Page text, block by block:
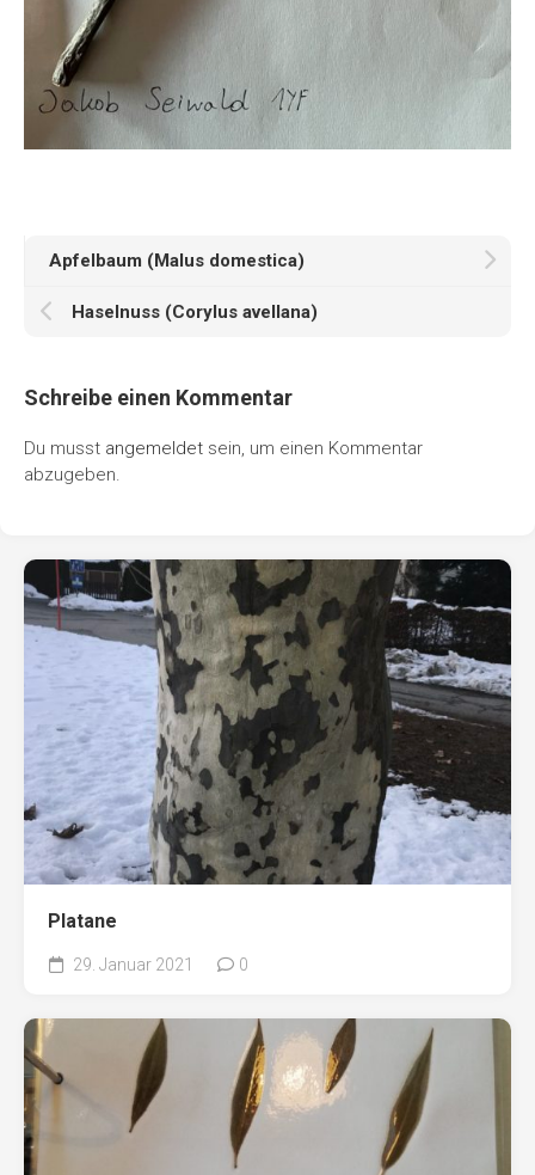
Apfelbaum (Malus domestica)
Haselnuss (Corylus avellana)
Schreibe einen Kommentar
Du musst angemeldet sein, um einen Kommentar
abzugeben.
Platane
29. Januar 2021 0